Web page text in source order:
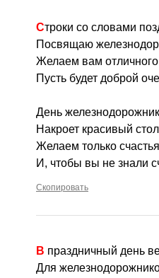
Строки со словами
Посвящаю
Желаем вам отличного
Пусть будет доброй
День
Накроет красивый
Желаем только
И, чтобы вы не знали
Скопировать
В праздничный день
Для